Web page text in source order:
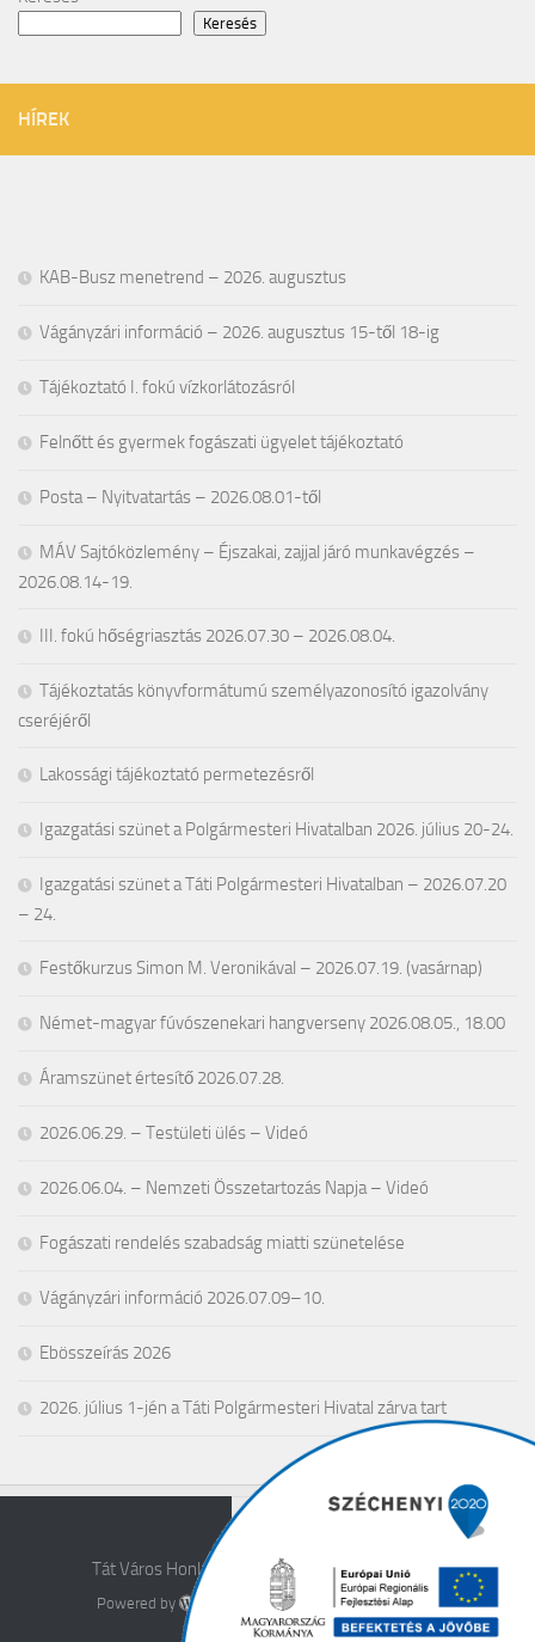
Keresés
HÍREK
KAB-Busz menetrend – 2026. augusztus
Vágányzári információ – 2026. augusztus 15-től 18-ig
Tájékoztató I. fokú vízkorlátozásról
Felnőtt és gyermek fogászati ügyelet tájékoztató
Posta – Nyitvatartás – 2026.08.01-től
MÁV Sajtóközlemény – Éjszakai, zajjal járó munkavégzés –
2026.08.14-19.
III. fokú hőségriasztás 2026.07.30 – 2026.08.04.
Tájékoztatás könyvformátumú személyazonosító igazolvány
cseréjéről
Lakossági tájékoztató permetezésről
Igazgatási szünet a Polgármesteri Hivatalban 2026. július 20-24.
Igazgatási szünet a Táti Polgármesteri Hivatalban – 2026.07.20
– 24.
Festőkurzus Simon M. Veronikával – 2026.07.19. (vasárnap)
Német-magyar fúvószenekari hangverseny 2026.08.05., 18.00
Áramszünet értesítő 2026.07.28.
2026.06.29. – Testületi ülés – Videó
2026.06.04. – Nemzeti Összetartozás Napja – Videó
Fogászati rendelés szabadság miatti szünetelése
Vágányzári információ 2026.07.09–10.
Ebösszeírás 2026
2026. július 1-jén a Táti Polgármesteri Hivatal zárva tart
Tát Város Honlapja © 2026. All Rights Reserved.
Powered by - Designed with the Hueman theme